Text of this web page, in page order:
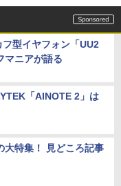
型イヤフォン「UU2
マニアが語る
「AINOTE 2」は
大特集！ 見どころ記事